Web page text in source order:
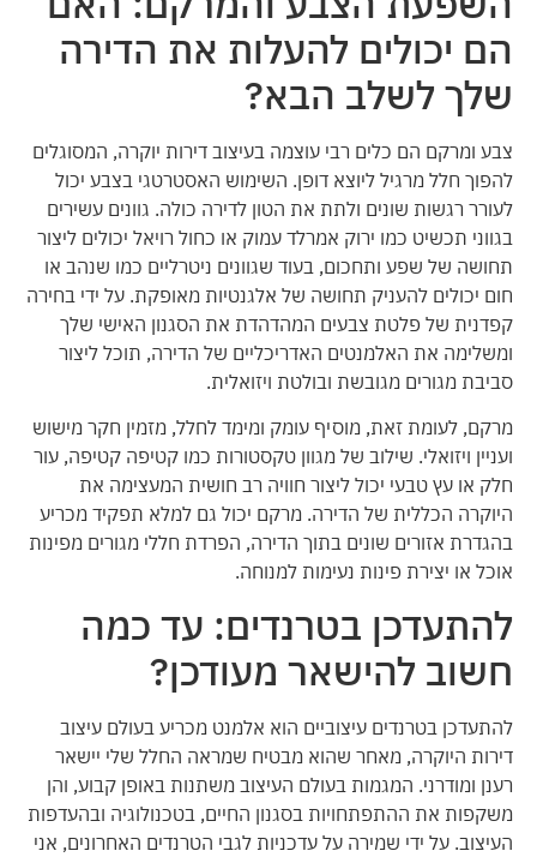
הם יכולים להעלות את הדירה
שלך לשלב הבא?
צבע ומרקם הם כלים רבי עוצמה בעיצוב דירות יוקרה, המסוגלים
להפוך חלל מרגיל ליוצא דופן. השימוש האסטרטגי בצבע יכול
לעורר רגשות שונים ולתת את הטון לדירה כולה. גוונים עשירים
בגווני תכשיט כמו ירוק אמרלד עמוק או כחול רויאל יכולים ליצור
תחושה של שפע ותחכום, בעוד שגוונים ניטרליים כמו שנהב או
חום יכולים להעניק תחושה של אלגנטיות מאופקת. על ידי בחירה
קפדנית של פלטת צבעים המהדהדת את הסגנון האישי שלך
ומשלימה את האלמנטים האדריכליים של הדירה, תוכל ליצור
סביבת מגורים מגובשת ובולטת ויזואלית.
מרקם, לעומת זאת, מוסיף עומק ומימד לחלל, מזמין חקר מישוש
ועניין ויזואלי. שילוב של מגוון טקסטורות כמו קטיפה קטיפה, עור
חלק או עץ טבעי יכול ליצור חוויה רב חושית המעצימה את
היוקרה הכללית של הדירה. מרקם יכול גם למלא תפקיד מכריע
בהגדרת אזורים שונים בתוך הדירה, הפרדת חללי מגורים מפינות
אוכל או יצירת פינות נעימות למנוחה.
להתעדכן בטרנדים: עד כמה
חשוב להישאר מעודכן?
להתעדכן בטרנדים עיצוביים הוא אלמנט מכריע בעולם עיצוב
דירות היוקרה, מאחר שהוא מבטיח שמראה החלל שלי יישאר
רענן ומודרני. המגמות בעולם העיצוב משתנות באופן קבוע, והן
משקפות את ההתפתחויות בסגנון החיים, בטכנולוגיה ובהעדפות
העיצוב. על ידי שמירה על עדכניות לגבי הטרנדים האחרונים, אני